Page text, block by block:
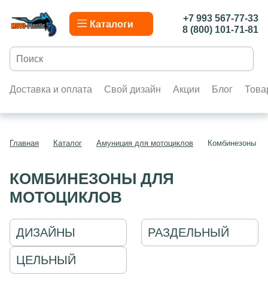
Каталоги
+7 993 567-77-33
8 (800) 101-71-81
Доставка и оплата Свой дизайн Акции Блог
Главная Каталог Амуниция для мотоциклов Комбинезоны
КОМБИНЕЗОНЫ ДЛЯ
МОТОЦИКЛОВ
ДИЗАЙНЫ РАЗДЕЛЬНЫЙ
ЦЕЛЬНЫЙ